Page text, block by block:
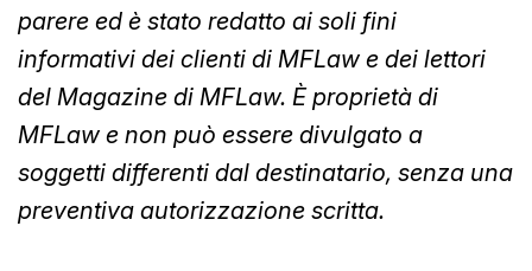
parere ed è stato redatto ai soli fini
informativi dei clienti di MFLaw e dei lettori
del Magazine di MFLaw. È proprietà di
MFLaw e non può essere divulgato a
soggetti differenti dal destinatario, senza una
preventiva autorizzazione scritta.